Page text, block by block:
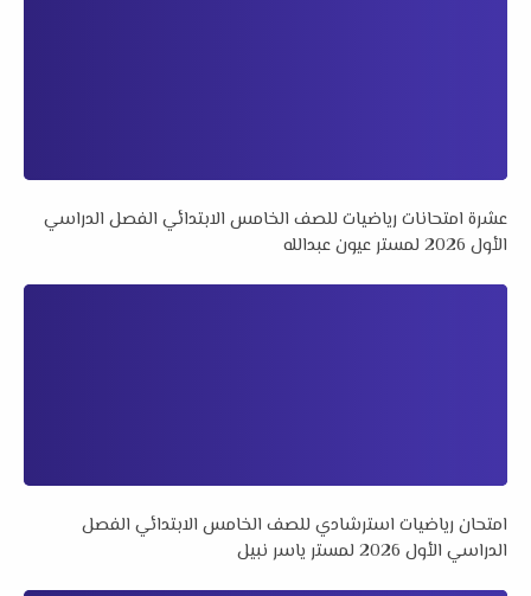
عشرة امتحانات رياضيات للصف الخامس الابتدائي الفصل الدراسي
الأول 2026 لمستر عيون عبدالله
امتحان رياضيات استرشادي للصف الخامس الابتدائي الفصل
الدراسي الأول 2026 لمستر ياسر نبيل